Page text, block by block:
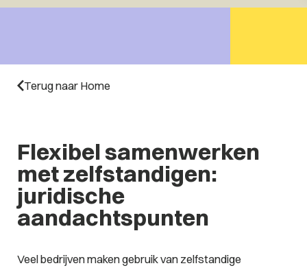
Terug naar Home
Flexibel samenwerken
met zelfstandigen:
juridische
aandachtspunten
Veel bedrijven maken gebruik van zelfstandige